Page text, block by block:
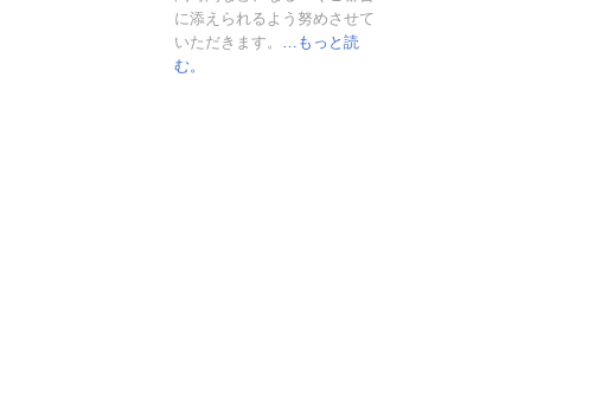
に添えられるよう努めさせて
いただきます。
…もっと読
む。